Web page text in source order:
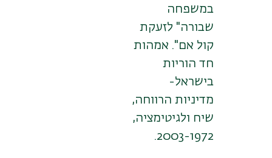
במשפחה
שבורה" לזעקת
קול אם". אמהות
חד הוריות
בישראל-
מדיניות הרווחה,
שיח ולגיטימציה,
2003-1972.